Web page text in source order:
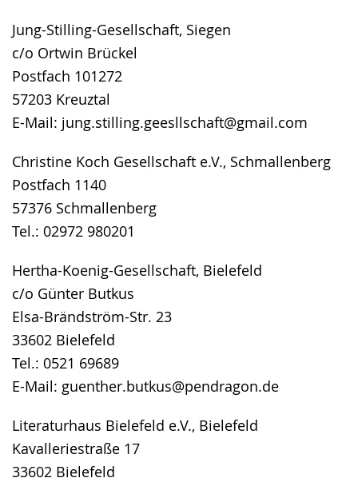
Jung-Stilling-Gesellschaft, Siegen
c/o Ortwin Brückel
Postfach 101272
57203 Kreuztal
E-Mail: jung.stilling.geesllschaft@gmail.com
Christine Koch Gesellschaft e.V., Schmallenberg
Postfach 1140
57376 Schmallenberg
Tel.: 02972 980201
Hertha-Koenig-Gesellschaft, Bielefeld
c/o Günter Butkus
Elsa-Brändström-Str. 23
33602 Bielefeld
Tel.: 0521 69689
E-Mail: guenther.butkus@pendragon.de
Literaturhaus Bielefeld e.V., Bielefeld
Kavalleriestraße 17
33602 Bielefeld